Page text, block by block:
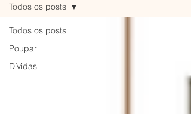
Todos os posts
Poupar
Dívidas
Todos os posts